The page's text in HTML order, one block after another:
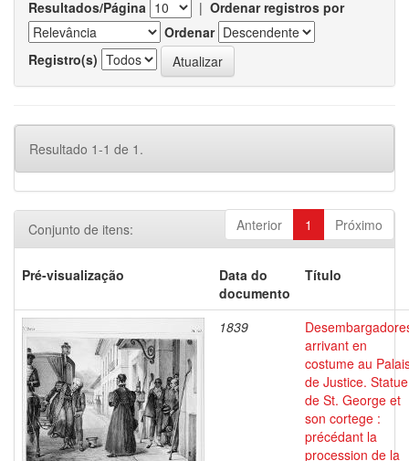
Resultados/Página | Ordenar registros por
Ordenar
Registro(s)
Resultado 1-1 de 1.
Anterior 1 Próximo
Conjunto de itens:
Pré-visualização
Data do
documento
Título
1839
arrivant en
costume au
de Justice. Statue
de St. George et
son cortege :
précédant la
procession de la